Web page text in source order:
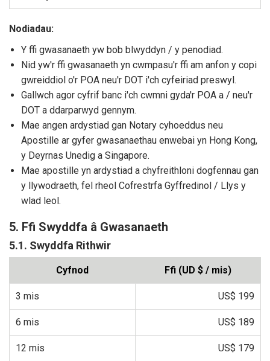
Nodiadau:
Y ffi gwasanaeth yw bob blwyddyn / y penodiad.
Nid yw'r ffi gwasanaeth yn cwmpasu'r ffi am anfon y copi
gwreiddiol o'r POA neu'r DOT i'ch cyfeiriad preswyl.
Gallwch agor cyfrif banc i'ch cwmni gyda'r POA a / neu'r
DOT a ddarparwyd gennym.
Mae angen ardystiad gan Notary cyhoeddus neu
Apostille ar gyfer gwasanaethau enwebai yn Hong Kong,
y Deyrnas Unedig a Singapore.
Mae apostille yn ardystiad a chyfreithloni dogfennau gan
y llywodraeth, fel rheol Cofrestrfa Gyffredinol / Llys y
wlad leol.
5. Ffi Swyddfa â Gwasanaeth
5.1. Swyddfa Rithwir
Cyfnod Ffi (UD $ / mis)
3 mis US$ 199
6 mis US$ 189
12 mis US$ 179